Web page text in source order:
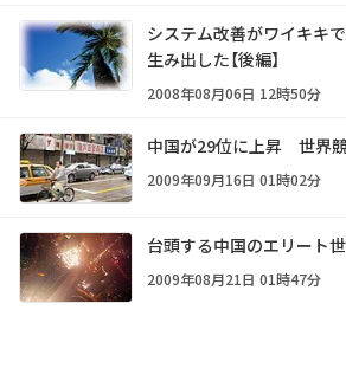
システム改善がワイキキ
生み出した【後編】
2008年08月06日 12時50分
中国が29位に上昇 世界
2009年09月16日 01時02分
台頭する中国のエリート
2009年08月21日 01時47分